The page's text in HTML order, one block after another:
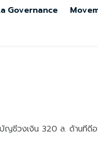
Governance
ชีวงเงิน 320 ล. ด้านทีดี